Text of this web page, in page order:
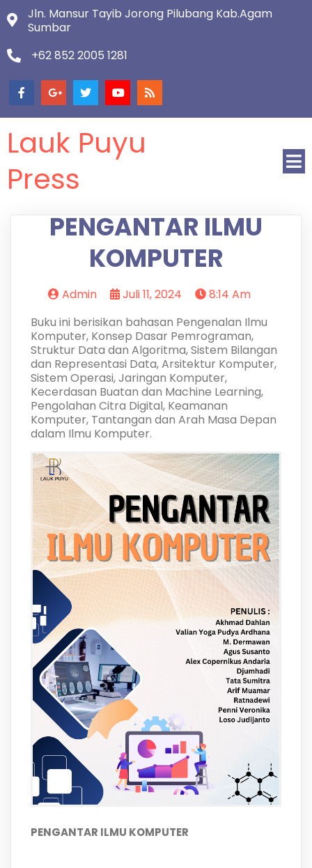
Jln. Mansur Tayib Jorong Pilubang Kab.Agam
Sumbar
+62 852 2005 1281
Lauk Puyu
Press
PENGANTAR ILMU
KOMPUTER
Admin Juli 11, 2024
8:14 Am
Buku ini berisikan bahasan Pengenalan Ilmu
Komputer, Konsep Dasar Pemrograman,
Struktur Data dan Algoritma, Sistem Bilangan
dan Representasi Data, Arsitektur Komputer,
Sistem Operasi, Jaringan Komputer,
Kecerdasan Buatan dan Machine Learning,
Pengolahan Citra Digital, Keamanan
Komputer, Tantangan dan Arah Masa Depan
dalam Ilmu Komputer.
PENGANTAR ILMU KOMPUTER